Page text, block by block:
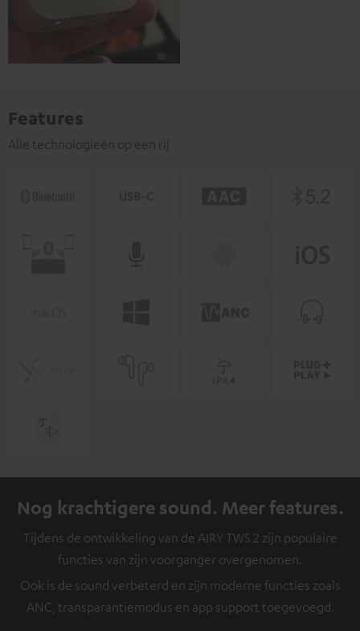
Features
Alle technologieën op een rij
Nog krachtigere sound. Meer features.
Tijdens de ontwikkeling van de AIRY TWS 2 zijn populaire
functies van zijn voorganger overgenomen.
Ook is de sound verbeterd en zijn moderne functies zoals
ANC, transparantiemodus en app support toegevoegd.